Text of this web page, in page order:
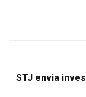
STJ envia